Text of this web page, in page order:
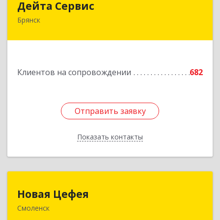
Дейта Сервис
Брянск
Клиентов на сопровождении 682
Отправить заявку
Показать контакты
241035, Брянская обл, Брянск г, Ульянова ул,
Отправить заявку
Назад
Новая Цефея
Смоленск
214018, Смоленская обл, Смоленск г, Раевского